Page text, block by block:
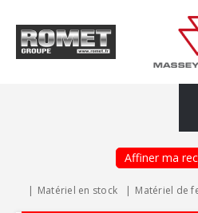
Affiner ma
Matériel en stock Matériel de